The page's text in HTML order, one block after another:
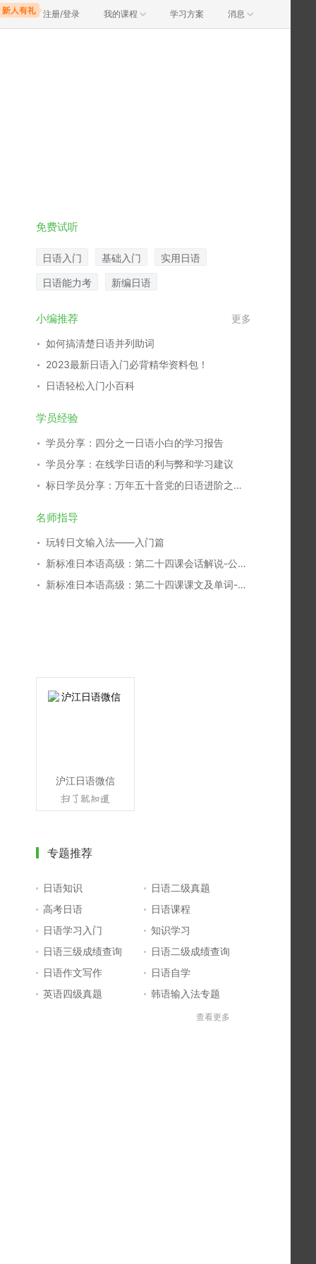
注册/登录 我的课程 学习方案 消息
免费试听
日语入门 基础入门 实用日语
日语能力考 新编日语
小编推荐 更多
如何搞清楚日语并列助词
2023最新日语入门必背精华资料包！
日语轻松入门小百科
学员经验
学员分享：四分之一日语小白的学习报告
学员分享：在线学日语的利与弊和学习建议
标日学员分享：万年五十音党的日语进阶之路！
名师指导
玩转日文输入法——入门篇
新标准日本语高级：第二十四课会话解说-公益活动
新标准日本语高级：第二十四课课文及单词-公益活动
沪江日语微信
专题推荐
日语知识
日语二级真题
高考日语
日语课程
日语学习入门
知识学习
日语三级成绩查询
日语二级成绩查询
日语作文写作
日语自学
英语四级真题
韩语输入法专题
日语输入法查看更多